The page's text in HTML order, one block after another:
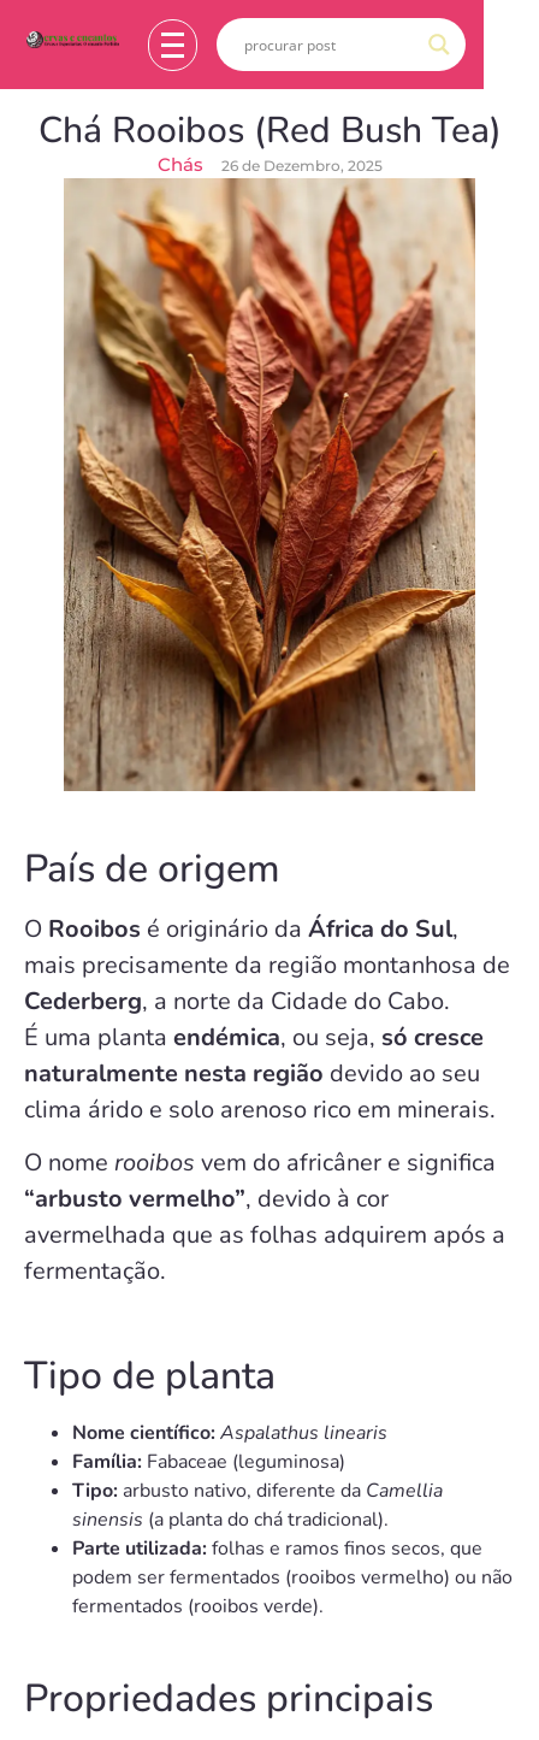
Chá Rooibos (Red Bush Tea)
Chás 26 de Dezembro, 2025
País de origem
O Rooibos é originário da África do Sul,
mais precisamente da região montanhosa de
Cederberg, a norte da Cidade do Cabo.
É uma planta endémica, ou seja, só cresce
naturalmente nesta região devido ao seu
clima árido e solo arenoso rico em minerais.
O nome rooibos vem do africâner e significa
“arbusto vermelho”, devido à cor
avermelhada que as folhas adquirem após a
fermentação.
Tipo de planta
Nome científico:Aspalathus linearis
Família: Fabaceae (leguminosa)
Tipo: arbusto nativo, diferente da Camellia
sinensis (a planta do chá tradicional).
Parte utilizada:folhas e ramos finos secos, que
podem ser fermentados (rooibos vermelho) ou não
fermentados (rooibos verde).
Propriedades principais